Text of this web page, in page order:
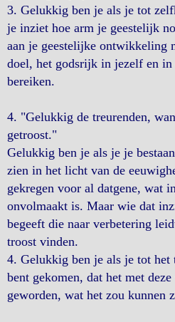
3. Gelukkig ben je als je tot
je inziet hoe arm je geestelijk
aan je geestelijke ontwikkeling
doel, het godsrijk in jezelf en
bereiken.
4. "Gelukkig de treurenden,
getroost."
Gelukkig ben je als je je
zien in het licht van de
gekregen voor al datgene, wat
onvolmaakt is. Maar wie dat
begeeft die naar verbetering
troost vinden.
4. Gelukkig ben je als je tot het
bent gekomen, dat het met
geworden, wat het zou kunnen